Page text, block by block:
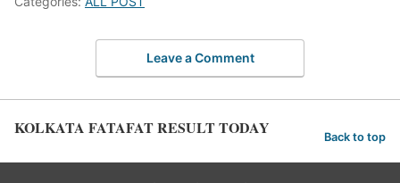
Leave a Comment
KOLKATA FATAFAT RESULT TODAY Back to top